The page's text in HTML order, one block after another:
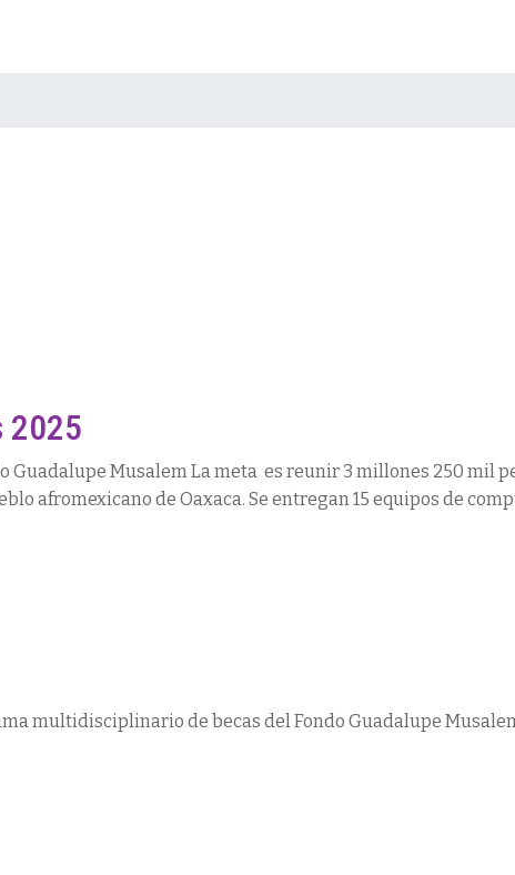
2025
Guadalupe Musalem La meta es reunir 3 millones 250 mil
afromexicano de Oaxaca. Se entregan 15 equipos de
multidisciplinario de becas del Fondo Guadalupe